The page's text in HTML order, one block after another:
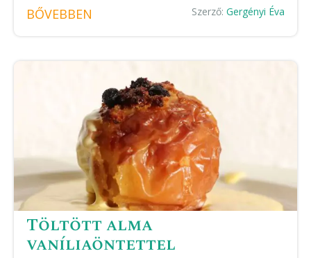
BŐVEBBEN Szerző: Gergényi Éva
Töltött alma
vaníliaöntettel